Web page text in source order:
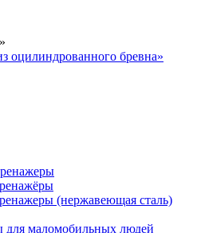
оцилиндрованного бревна»
(нержавеющая сталь)
для маломобильных людей